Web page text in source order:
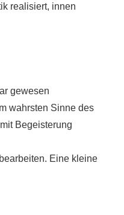
realisiert, innen
gewesen
wahrsten Sinne des
Begeisterung
Eine kleine